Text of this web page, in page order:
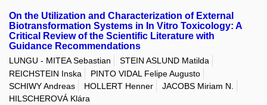
On the Utilization and Characterization of External
Biotransformation Systems in In Vitro Toxicology: A
Critical Review of the Scientific Literature with
Guidance Recommendations
LUNGU - MITEA Sebastian
STEIN ASLUND Matilda
REICHSTEIN Inska
PINTO VIDAL Felipe Augusto
SCHIWY Andreas
HOLLERT Henner
JACOBS Miriam N.
HILSCHEROVÁ Klára